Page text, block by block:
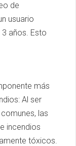
de
usuario
años. Esto
más
Al ser
las
incendios
tóxicos.